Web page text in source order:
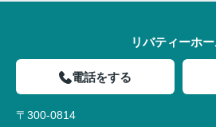
リバティーホ
電話をする
〒300-0814